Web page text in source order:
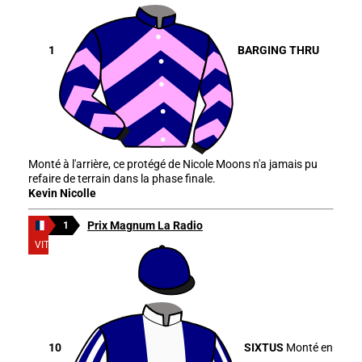
1 BARGING THRU
Monté à l'arrière, ce protégé de Nicole Moons n'a jamais pu
refaire de terrain dans la phase finale.
Kevin Nicolle
VITTEL
1 Prix Magnum La Radio
10 SIXTUS Monté en